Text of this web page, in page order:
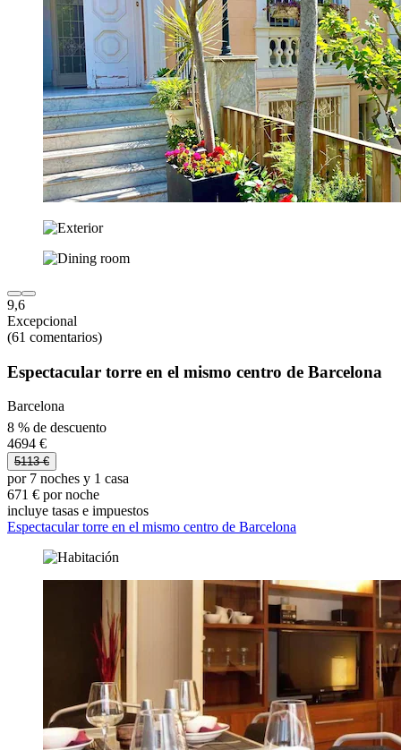
9,6
Excepcional
(61 comentarios)
Espectacular torre en el mismo centro de Barcelona
Barcelona
8 % de descuento
4694 €
5113 €
por 7 noches y 1 casa
671 € por noche
incluye tasas e impuestos
Espectacular torre en el mismo centro de Barcelona